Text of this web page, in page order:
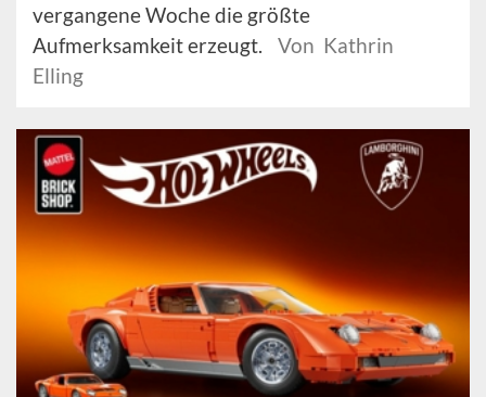
vergangene Woche die größte
Aufmerksamkeit erzeugt.
Von Kathrin
Elling